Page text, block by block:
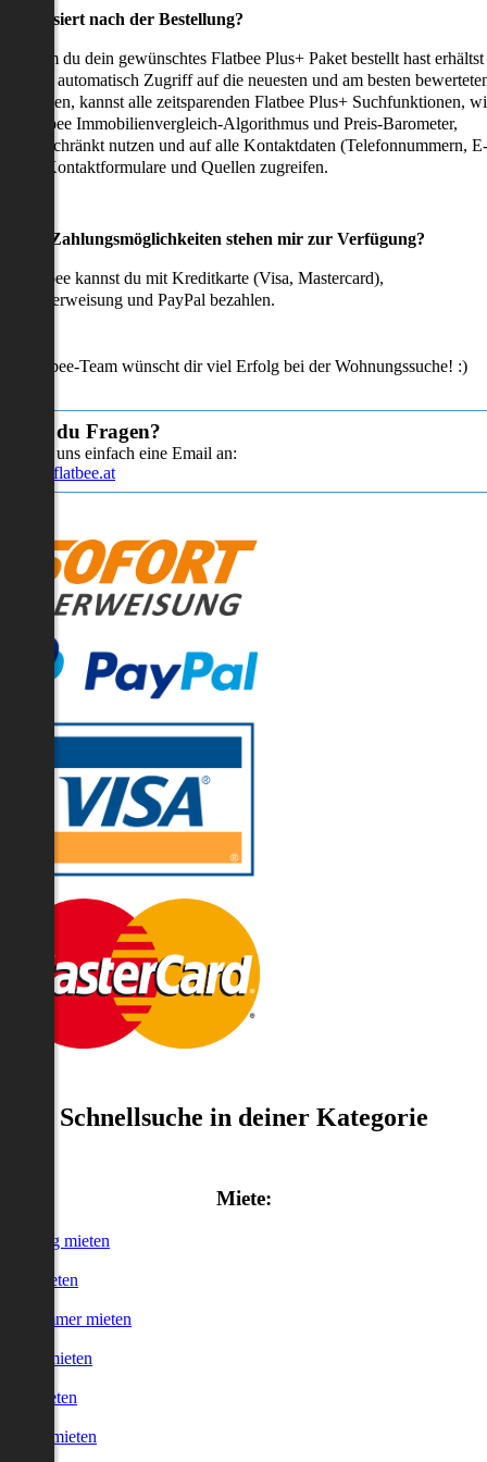
passiert nach der Bestellung?
du dein gewünschtes Flatbee Plus+ Paket bestellt hast erhältst
sofort automatisch Zugriff auf die neuesten und am besten
kannst alle zeitsparenden Flatbee Plus+ Suchfunktionen,
Flatbee Immobilienvergleich-Algorithmus und Preis-Barometer,
nutzen und auf alle Kontaktdaten (Telefonnummern, E-
Kontaktformulare und Quellen zugreifen.
Zahlungsmöglichkeiten stehen mir zur Verfügung?
Flatbee kannst du mit Kreditkarte (Visa, Mastercard),
und PayPal bezahlen.
Flatbee-Team wünscht dir viel Erfolg bei der Wohnungssuche! :)
Hast du Fragen?
Sende uns einfach eine Email an:
info@flatbee.at
Schnellsuche in deiner Kategorie
Miete:
mieten
mieten
Zimmer mieten
mieten
mieten